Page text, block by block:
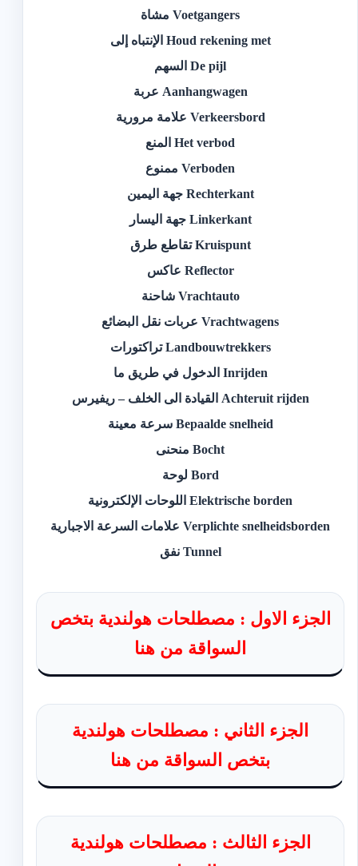
Voetgangers مشاة
Houd rekening met الإنتباه إلى
De pijl السهم
Aanhangwagen عربة
Verkeersbord علامة مرورية
Het verbod المنع
Verboden ممنوع
Rechterkant جهة اليمين
Linkerkant جهة اليسار
Kruispunt تقاطع طرق
Reflector عاكس
Vrachtauto شاحنة
Vrachtwagens عربات نقل البضائع
Landbouwtrekkers تراكتورات
Inrijden الدخول في طريق ما
Achteruit rijden القيادة الى الخلف – ريفيرس
Bepaalde snelheid سرعة معينة
Bocht منحنى
Bord لوحة
Elektrische borden اللوحات الإلكترونية
Verplichte snelheidsborden علامات السرعة الاجبارية
Tunnel نفق
الجزء الاول : مصطلحات هولندية بتخص
السواقة من هنا
الجزء الثاني : مصطلحات هولندية
بتخص السواقة من هنا
الجزء الثالث : مصطلحات هولندية